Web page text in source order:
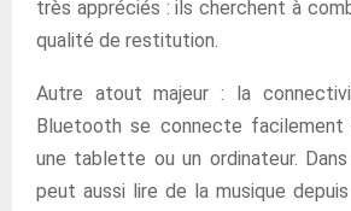
très appréciés : ils cherchent à
qualité de restitution.
Autre atout majeur : la
Bluetooth se connecte facilement
une tablette ou un ordinateur.
peut aussi lire de la musique